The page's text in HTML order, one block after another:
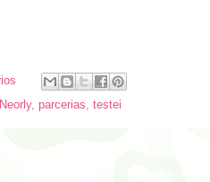
Neorly, parcerias testei